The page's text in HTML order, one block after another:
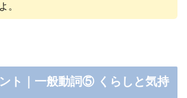
。
ト｜一般動詞⑤ くらしと気持